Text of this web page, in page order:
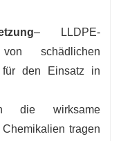
– LLDPE-
schädlichen
für den Einsatz in
die wirksame
tragen